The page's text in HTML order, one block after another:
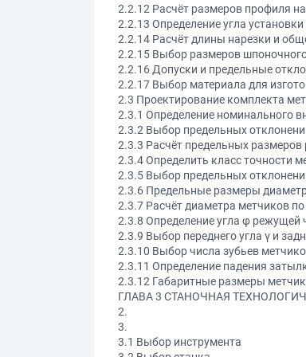
2.2.12 Расчёт размеров профиля
2.2.13 Определение угла
2.2.14 Расчёт длины нарезки и
2.2.15 Выбор размеров
2.2.16 Допуски и предельные
2.2.17 Выбор материала для
2.3 Проектирование комплекта
2.3.1 Определение номинального
2.3.2 Выбор предельных
2.3.3 Расчёт предельных размеров
2.3.4 Определить класс точности
2.3.5 Выбор предельных
2.3.6 Предельные размеры
2.3.7 Расчёт диаметра метчиков
2.3.8 Определение угла φ режущей
2.3.9 Выбор переднего угла γ и
2.3.10 Выбор числа зубьев
2.3.11 Определение падения
2.3.12 Габаритные размеры
ГЛАВА 3 СТАНОЧНАЯ
2.
3.
3.1 Выбор инструмента